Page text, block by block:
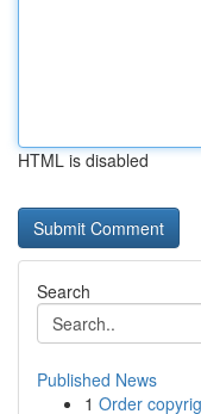
HTML is disabled
Search
Published News
1 Order